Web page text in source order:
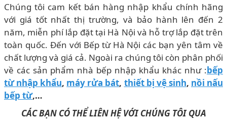
Chúng tôi cam kết bán hàng nhập khẩu chính hãng
với giá tốt nhất thị trường, và bảo hành lên đến 2
năm, miễn phí lắp đặt tại Hà Nội và hỗ trợ lắp đặt trên
toàn quốc. Đến với Bếp từ Hà Nội các bạn yên tâm về
chất lượng và giá cả. Ngoài ra chúng tôi còn phân phối
về các sản phẩm nhà bếp nhập khẩu khác như :bếp
từ nhập khẩu, máy rửa bát, thiết bị vệ sinh, nồi nấu
bếp từ,…
CÁC BẠN CÓ THỂ LIÊN HỆ VỚI CHÚNG TÔI QUA